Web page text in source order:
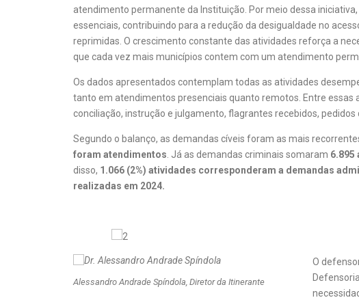
atendimento permanente da Instituição. Por meio dessa
essenciais, contribuindo para a redução da desigualdade no
reprimidas. O crescimento constante das atividades reforça a
que cada vez mais municípios contem com um atendimento
Os dados apresentados contemplam todas as atividades
tanto em atendimentos presenciais quanto remotos. Entre essas
conciliação, instrução e julgamento, flagrantes recebidos,
Segundo o balanço, as demandas cíveis foram as mais
foram atendimentos . Já as demandas criminais somaram 6.895
disso, 1.066 (2%) atividades corresponderam a demandas
realizadas em 2024.
Alessandro Andrade Spíndola, Diretor da Itinerante
O